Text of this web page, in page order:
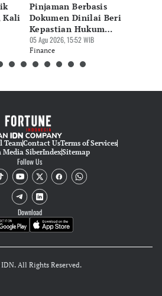
Kali
Pinjaman Berbasis
Dokumen Dinilai Beri
Kepastian Hukum
Pergadaian
05 Agu 2026, 15:52 WIB
Finance
TeamContact UsTerms of Services
Media SiberIndexSitemap
Follow Us
Download
All Rights Reserved.